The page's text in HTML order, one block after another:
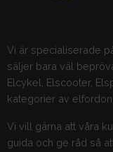
Vi är specialiserade
säljer bara väl
Elcykel, Elscooter,
kategorier av
Vi vill gärna att våra
guida och ge råd så